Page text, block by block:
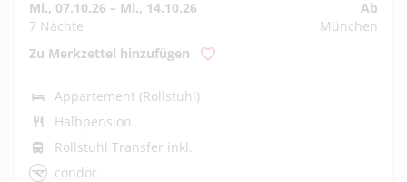
Mi., 07.10.26 – Mi., 14.10.26
7 Nächte
Ab
München
Zu Merkzettel hinzufügen
Appartement (Rollstuhl)
Halbpension
Rollstuhl Transfer inkl.
condor